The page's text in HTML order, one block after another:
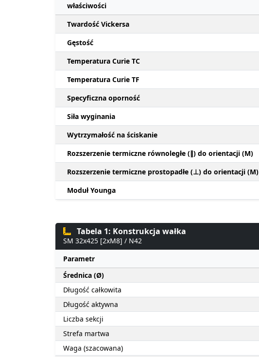
właściwości
Twardość Vickersa
Gęstość
Temperatura Curie TC
Temperatura Curie TF
Specyficzna oporność
Siła wyginania
Wytrzymałość na ściskanie
Rozszerzenie termiczne równoległe (∥) do orientacji (M)
Rozszerzenie termiczne prostopadłe (⊥) do orientacji (M)
Moduł Younga
Tabela 1: Konstrukcja wałka
SM 32x425 [2xM8] / N42
Parametr
Średnica (Ø)
Długość całkowita
Długość aktywna
Liczba sekcji
Strefa martwa
Waga (szacowana)